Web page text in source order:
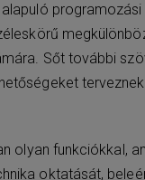
Sőt további
olyan funkciókkal,
oktatását,